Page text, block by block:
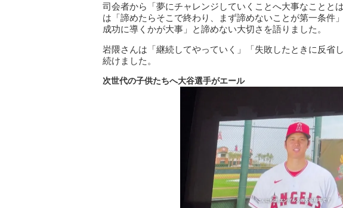
司会者から「夢にチャレンジしていくことへ大事なことと
は「諦めたらそこで終わり、まず諦めないことが第一条件
成功に導くかが大事」と諦めない大切さを語りました。
岩隈さんは「継続してやっていく」「失敗したときに反省
続けました。
次世代の子供たちへ大谷選手がエール